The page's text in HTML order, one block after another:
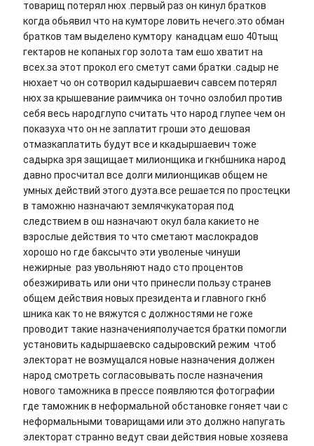
товарищ потерял нюх .первый раз он кинул братков
когда обьявил что на кумторе ловить нечего.это обман
братков там выделено кумтору канадцам ешо 40тыщ
гектаров не копаных гор золота там ешо хватит на
всех.за этот прокол его сметут сами братки .садыр не
нюхает чо он сотворил кадыршаевич савсем потерял
нюх за крышевание раимчика он точно озлобил против
себя весь народглупо считать что народ глупее чем он
показуха что он не заплатит гроши это дешовая
отмазкаплатить будут все и ккадыршаевич тоже
садырка зря защищает милионщика и гкнбшника народ
давно просчитал все долги милионщикав общем не
умных действий этого дуэта.все решается по простецки
в таможню назначают землячкукаторая под
следствием в ош назначают окул бала какието не
взрослые действия то что сметают маслокрадов
хорошо но где баксычто эти уволеные чинуши
нежирные раз увольняют надо сто процентов
обезжиривать или они что принесли пользу странев
общем действия новых президента и главного гкнб
шника как то не вяжутся с должностями не гоже
проводит такие назначенияполучается братки помогли
установить кадыршаевско садыровский режим чтоб
электорат не возмущался новые назначения должен
народ смотреть согласовывать после назначения
нового таможника в прессе появляются фотографии
где таможник в неформальной обстановке гоняет чаи с
неформальными товарищами или это должно напугать
электорат странно ведут сваи действия новые хозяева